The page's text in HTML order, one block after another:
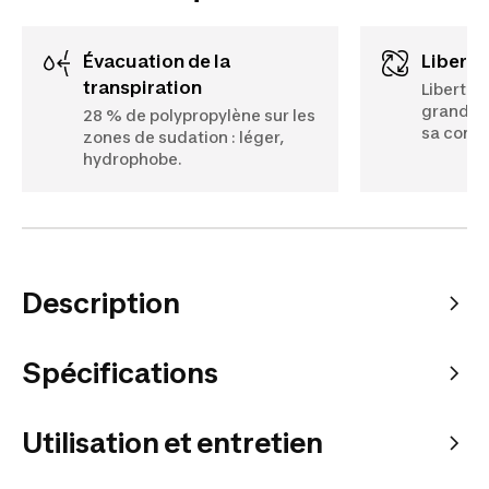
Évacuation de la
transpiration
28 % de polypropylène sur les
zones de sudation : léger,
hydrophobe.
Liberté
grande
sa
Description
Spécifications
Utilisation et entretien